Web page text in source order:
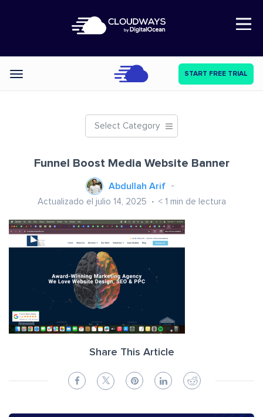
Open Nav
Categories START FREE TRIAL
Select Category
Funnel Boost Media Website Banner
Abdullah Arif
Actualizado el julio 14, 2025 < 1 min de lectura
Share This Article